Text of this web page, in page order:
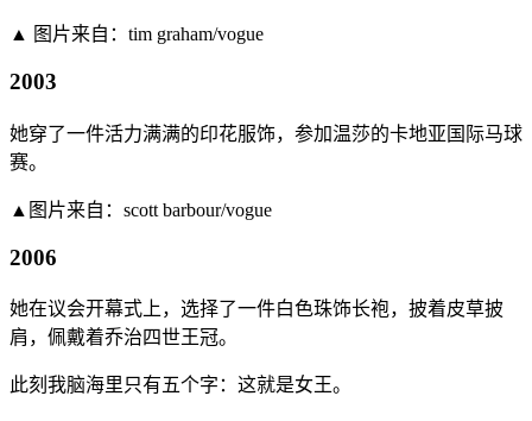
▲ 图片来自：tim graham/vogue
2003
她穿了一件活力满满的印花服饰，参加温莎的卡地亚国际马球
赛。
▲图片来自：scott barbour/vogue
2006
她在议会开幕式上，选择了一件白色珠饰长袍，披着皮草披
肩，佩戴着乔治四世王冠。
此刻我脑海里只有五个字：这就是女王。